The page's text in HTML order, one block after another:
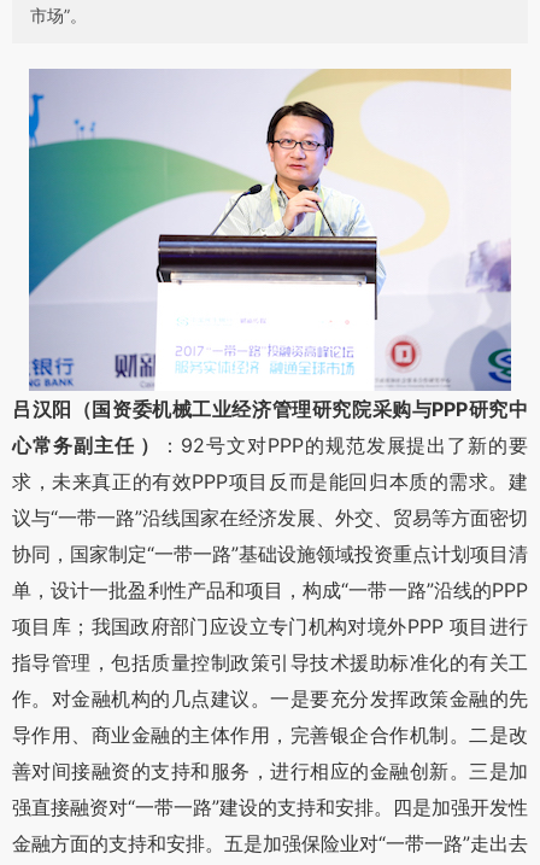
市场”。
吕汉阳（国资委机械工业经济管理研究院采购与PPP研究中
心常务副主任 ）
：92号文对PPP的规范发展提出了新的要
求，未来真正的有效PPP项目反而是能回归本质的需求。建
议与“一带一路”沿线国家在经济发展、外交、贸易等方面密切
协同，国家制定“一带一路”基础设施领域投资重点计划项目清
单，设计一批盈利性产品和项目，构成“一带一路”沿线的PPP
项目库；我国政府部门应设立专门机构对境外PPP 项目进行
指导管理，包括质量控制政策引导技术援助标准化的有关工
作。对金融机构的几点建议。一是要充分发挥政策金融的先
导作用、商业金融的主体作用，完善银企合作机制。二是改
善对间接融资的支持和服务，进行相应的金融创新。三是加
强直接融资对“一带一路”建设的支持和安排。四是加强开发性
金融方面的支持和安排。五是加强保险业对“一带一路”走出去